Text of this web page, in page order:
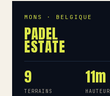
MONS · BELGIQUE
PADEL
ESTATE
9
TERRAINS
11m
HAUTEUR